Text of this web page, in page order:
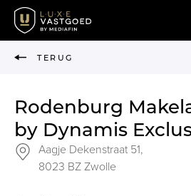
TERUG
Rodenburg
by Dynamis
Aagje Dekenstraat 51,
8023 BZ Zwolle